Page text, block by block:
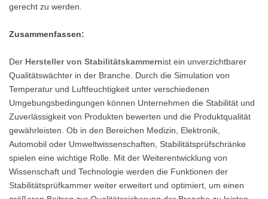
gerecht zu werden.
Zusammenfassen:
Der Hersteller von Stabilitätskammernist ein unverzichtbarer
Qualitätswächter in der Branche. Durch die Simulation von
Temperatur und Luftfeuchtigkeit unter verschiedenen
Umgebungsbedingungen können Unternehmen die Stabilität und
Zuverlässigkeit von Produkten bewerten und die Produktqualität
gewährleisten. Ob in den Bereichen Medizin, Elektronik,
Automobil oder Umweltwissenschaften, Stabilitätsprüfschränke
spielen eine wichtige Rolle. Mit der Weiterentwicklung von
Wissenschaft und Technologie werden die Funktionen der
Stabilitätsprüfkammer weiter erweitert und optimiert, um einen